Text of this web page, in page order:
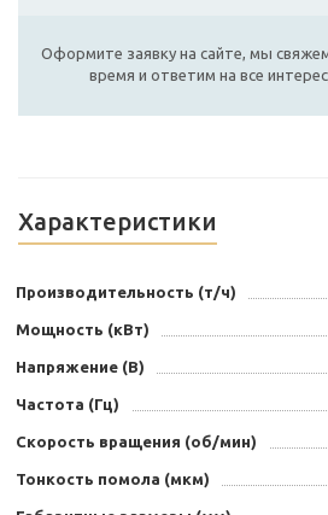
Оформите заявку на сайте, мы
время и ответим на все
Характеристики
Производительность (т/ч)
Мощность (кВт)
Напряжение (В)
Частота (Гц)
Скорость вращения (об/мин)
Тонкость помола (мкм)